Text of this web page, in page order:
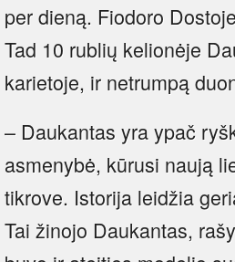
per dieną. Fiodoro
Tad 10 rublių kelionėje
karietoje, ir netrumpą
– Daukantas yra ypač
asmenybė, kūrusi naują
tikrove. Istorija leidžia
Tai žinojo Daukantas,